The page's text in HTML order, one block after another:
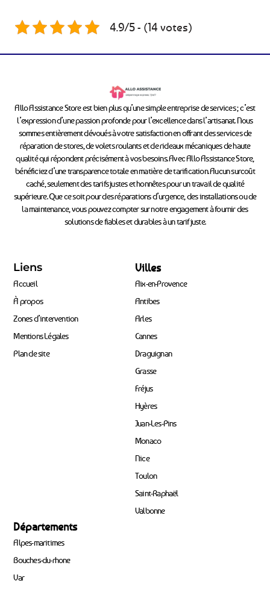
4.9/5 - (14 votes)
Allo Assistance Store est bien plus qu’une simple entreprise de services ; c’est
l’expression d’une passion profonde pour l’excellence dans l’artisanat. Nous
sommes entièrement dévoués à votre satisfaction en offrant des services de
réparation de stores, de volets roulants et de rideaux mécaniques de haute
qualité qui répondent précisément à vos besoins. Avec Allo Assistance Store,
bénéficiez d’une transparence totale en matière de tarification. Aucun surcoût
caché, seulement des tarifs justes et honnêtes pour un travail de qualité
supérieure. Que ce soit pour des réparations d’urgence, des installations ou de
la maintenance, vous pouvez compter sur notre engagement à fournir des
solutions de fiables et durables à un tarif juste.
Liens
Accueil
À propos
Zones d’intervention
Mentions Légales
Plan de site
Villes
Aix-en-Provence
Antibes
Arles
Cannes
Draguignan
Grasse
Fréjus
Hyères
Juan-Les-Pins
Monaco
Nice
Toulon
Saint-Raphaël
Valbonne
Départements
Alpes-maritimes
Bouches-du-rhone
Var